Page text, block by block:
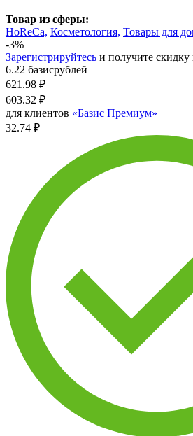
Товар из сферы:
HoReCa, Косметология, Товары для
-3%
Зарегистрируйтесь и получите скидку
6.22 базисрублей
621.98 ₽
603.32 ₽
для клиентов «Базис Премиум»
32.74 ₽